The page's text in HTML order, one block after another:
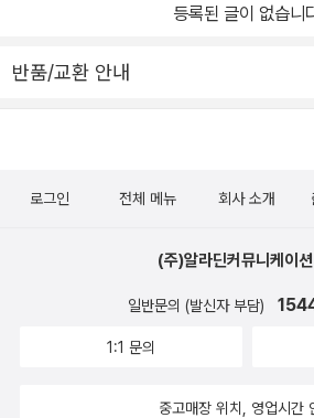
떠올리게 될 것 같다. 그리고 다음에 광주에
로도 5월의 광주를 잊지 않으려고 한다.*서
등록된 글이 없습니
반품/교환 안내
로그인 전체 메뉴 회사 소개
(주)알라딘커뮤니케이션
일반문의 (발신자 부담)
1:1 문의
중고매장 위치, 영업시간